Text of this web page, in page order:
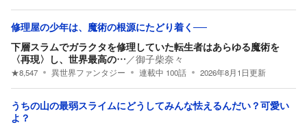
修理屋の少年は、魔術の根源にたどり着く──
下層スラムでガラクタを修理していた転生者はあらゆる魔術を
〈再現〉し、世界最高の… ／御子柴奈々
★8,547 異世界ファンタジー 連載中 100話 2026年8月1日更新
うちの山の最弱スライムにどうしてみんな怯えるんだい？可愛い
よ？